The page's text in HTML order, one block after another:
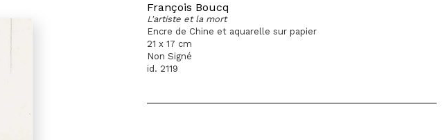
François Boucq
L'artiste et la mort
Encre de Chine et aquarelle sur papier
21 x 17 cm
Non Signé
id. 2119